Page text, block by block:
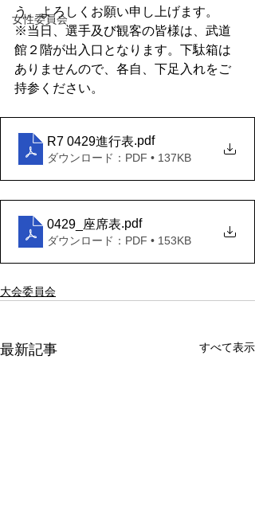
女性委員会
う、よろしくお願い申し上げます。
※当日、選手及び観客の皆様は、武道
館２階が出入口となります。下駄箱は
ありませんので、各自、下足入れをご
持参ください。
R7 0429進行表.pdf
ダウンロード：PDF • 137KB
0429_座席表.pdf
ダウンロード：PDF • 153KB
大会委員会
最新記事 すべて表示